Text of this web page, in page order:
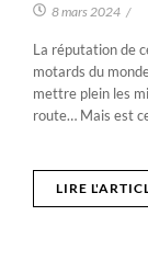
8 mars 2024 /
La réputation de
motards du
mettre plein les
route… Mais est
LIRE